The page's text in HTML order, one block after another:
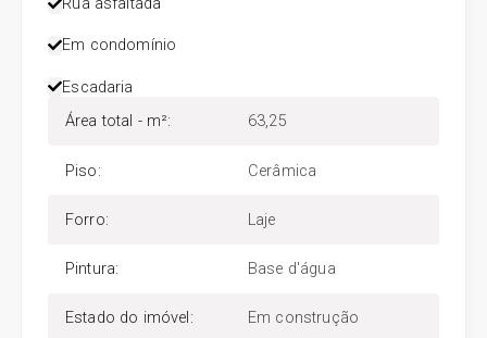
Rua asfaltada
Em condomínio
Escadaria
Área total - m²: 63,25
Piso: Cerâmica
Forro: Laje
Pintura: Base d'água
Estado do imóvel : Em construção